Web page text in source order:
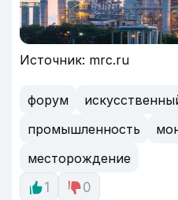
Источник: mrc.ru
форум
промышленность
месторождение
1
0